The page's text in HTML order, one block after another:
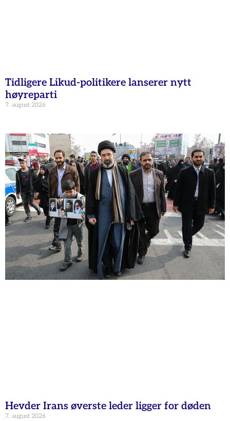
Tidligere Likud-politikere lanserer nytt
høyreparti
7. august 2026
Hevder Irans øverste leder ligger for døden
7. august 2026